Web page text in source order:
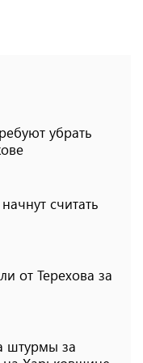
убрать
считать
от Терехова за
штурмы за